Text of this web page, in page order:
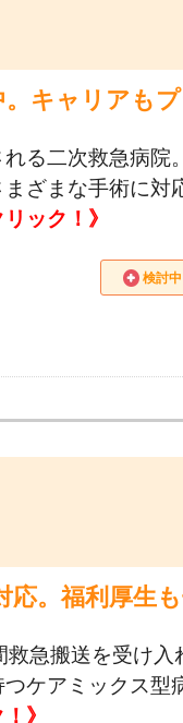
キャリアも
る二次救急病院
ざまな手術に対
ック！》
検討
。福利厚生
急搬送を受け
ケアミックス
》